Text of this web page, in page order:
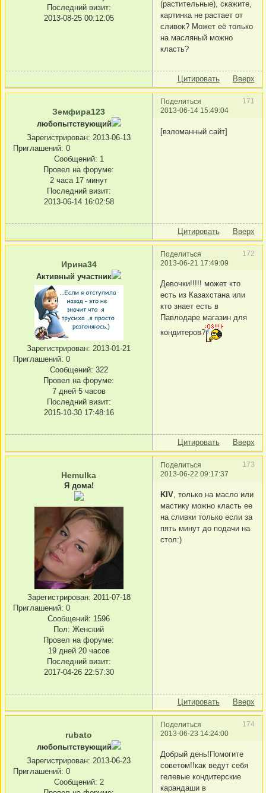
Последний визит:
2013-08-25 00:12:05
(растительные), скажите,
картинка не растает от
сливок? Может её только
на масляный можно
класть?
Цитировать Вверх
Поделиться
171
2013-06-14 15:49:04
Земфира123
любопытствующий
Зарегистрирован: 2013-06-13
Приглашений: 0
Сообщений: 1
Провел на форуме:
2 часа 17 минут
Последний визит:
2013-06-14 16:02:58
[взломанный сайт]
Цитировать Вверх
Поделиться
172
2013-06-21 17:49:09
Ирина34
Активный участник
Зарегистрирован: 2013-01-21
Приглашений: 0
Сообщений: 322
Провел на форуме:
7 дней 5 часов
Последний визит:
2015-10-30 17:48:16
Девочки!!!!! может кто
есть из Казахстана или
кто знает есть в
Павлодаре магазин для
кондитеров?
Цитировать Вверх
Поделиться
173
2013-06-22 09:17:37
Hemulka
Я дома!
Зарегистрирован: 2011-07-18
Приглашений: 0
Сообщений: 1596
Пол: Женский
Провел на форуме:
19 дней 20 часов
Последний визит:
2017-04-26 22:57:30
KIV, только на масло или
мастику можно класть ее
на сливки только если за
пять минут до подачи на
стол:)
Цитировать Вверх
Поделиться
174
2013-06-23 14:24:00
rubato
любопытствующий
Зарегистрирован: 2013-06-23
Приглашений: 0
Сообщений: 2
Добрый день!Помогите
советом!!как ведут себя
гелевые кондитерские
карандаши в